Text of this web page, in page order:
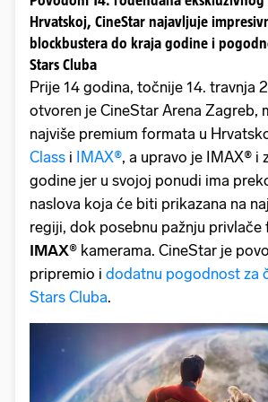
Hrvatskoj, CineStar najavljuje
blockbustera do kraja godine i
Stars Cluba
Prije 14 godina, točnije 14. travnja
otvoren je CineStar Arena Zagreb,
najviše premium formata u
Class i IMAX®, a upravo je IMAX® i
godine jer u svojoj ponudi ima
naslova koja će biti prikazana na
regiji, dok posebnu pažnju privlače
IMAX® kamerama. CineStar je
pripremio i dodatnu pogodnost za
Stars Cluba.